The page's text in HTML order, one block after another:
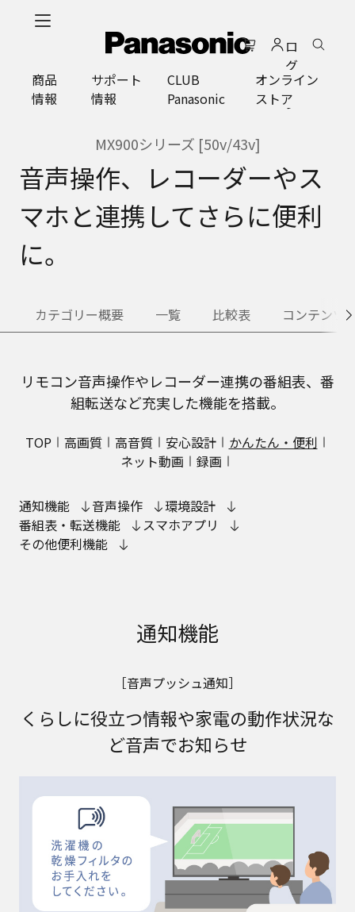
ロ
グ
イ
ン
商品
情報
サポート
情報
CLUB
Panasonic
オンライン
ストア
MX900シリーズ [50v/43v]
音声操作、レコーダーやス
マホと連携してさらに便利
に。
カテゴリー概要 一覧 比較表 コンテンツ
リモコン音声操作やレコーダー連携の番組表、番
組転送など充実した機能を搭載。
TOP 高画質 高音質 安心設計
かんたん・便利
ネット動画
録画
通知機能 音声操作
環境設計
番組表・転送機能
スマホアプリ
その他便利機能
通知機能
［音声プッシュ通知］
くらしに役立つ情報や家電の動作状況な
ど音声でお知らせ